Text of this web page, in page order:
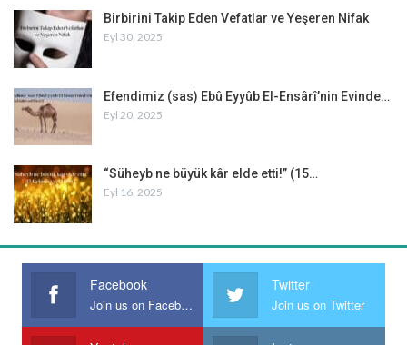
Birbirini Takip Eden Vefatlar ve Yeşeren Nifak
Eyl 30, 2025
Efendimiz (sas) Ebû Eyyûb El-Ensârî’nin Evinde…
Eyl 20, 2025
“Süheyb ne büyük kâr elde etti!” (15…
Eyl 16, 2025
Facebook
Join us on Facebook
Twitter
Join us on Twitter